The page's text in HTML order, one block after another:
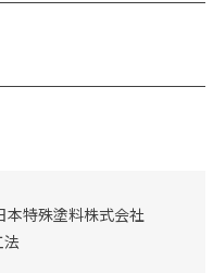
特殊塗料株式会社